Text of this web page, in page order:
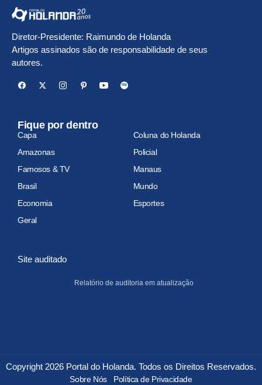
Diretor-Presidente: Raimundo de Holanda
Artigos assinados são de responsabilidade de seus
autores.
Fique por dentro
Capa
Coluna do Holanda
Amazonas
Policial
Famosos & TV
Manaus
Brasil
Mundo
Economia
Esportes
Geral
Site auditado
Relatório de auditoria em atualização
Copyright 2026 Portal do Holanda. Todos os Direitos Reservados.
Sobre Nós Política de Privacidade